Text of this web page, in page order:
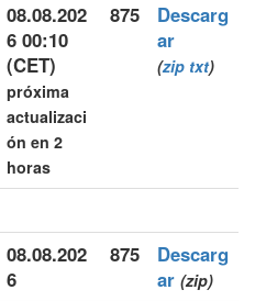
08.08.202
6 00:10
(CET)
próxima
actualizaci
ón en 2
horas
875
Descarg
ar
(zip txt)
08.08.202
6
875
Descarg
ar (zip)